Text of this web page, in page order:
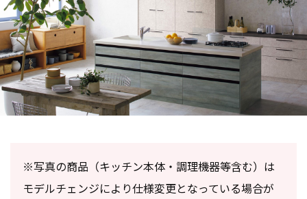
※写真の商品（キッチン本体・調理機器等含む）は
モデルチェンジにより仕様変更となっている場合が